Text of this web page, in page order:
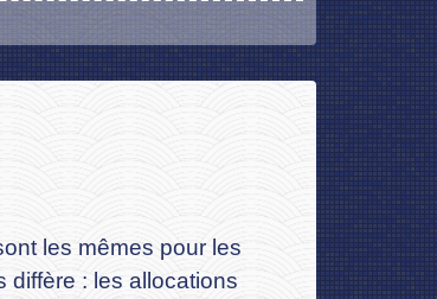
les mêmes pour les
diffère : les allocations